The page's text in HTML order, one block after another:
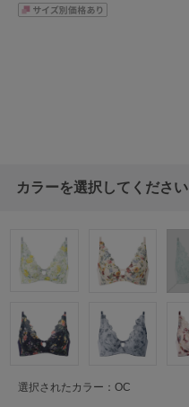
カラーを選択してください
選択されたカラー：OC